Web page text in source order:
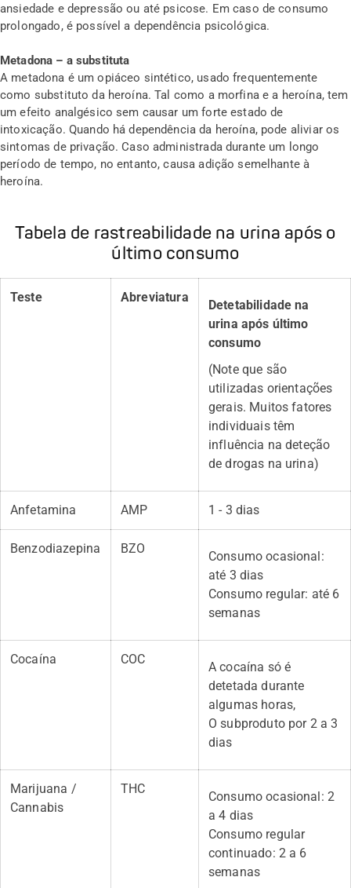
ansiedade e depressão ou até psicose. Em caso de consumo
prolongado, é possível a dependência psicológica.
Metadona – a substituta
A metadona é um opiáceo sintético, usado frequentemente
como substituto da heroína. Tal como a morfina e a heroína, tem
um efeito analgésico sem causar um forte estado de
intoxicação. Quando há dependência da heroína, pode aliviar os
sintomas de privação. Caso administrada durante um longo
período de tempo, no entanto, causa adição semelhante à
heroína.
Tabela de rastreabilidade na urina após o
último consumo
Teste Abreviatura
Detetabilidade na
urina após último
consumo
(Note que são
utilizadas orientações
gerais. Muitos fatores
individuais têm
influência na deteção
de drogas na urina)
Anfetamina AMP 1 - 3 dias
Benzodiazepina BZO
Consumo ocasional:
até 3 dias
Consumo regular: até 6
semanas
Cocaína COC
A cocaína só é
detetada durante
algumas horas,
O subproduto por 2 a 3
dias
Marijuana /
Cannabis
THC
Consumo ocasional: 2
a 4 dias
Consumo regular
continuado: 2 a 6
semanas